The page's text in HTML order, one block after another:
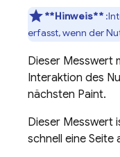
**Hinweis**
erfasst, wenn der
Dieser Messwert
Interaktion des
nächsten Paint.
Dieser Messwert
schnell eine